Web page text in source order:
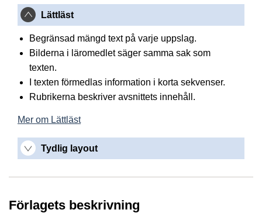
Lättläst
Begränsad mängd text på varje uppslag.
Bilderna i läromedlet säger samma sak som
texten.
I texten förmedlas information i korta sekvenser.
Rubrikerna beskriver avsnittets innehåll.
Mer om Lättläst
Tydlig layout
Förlagets beskrivning